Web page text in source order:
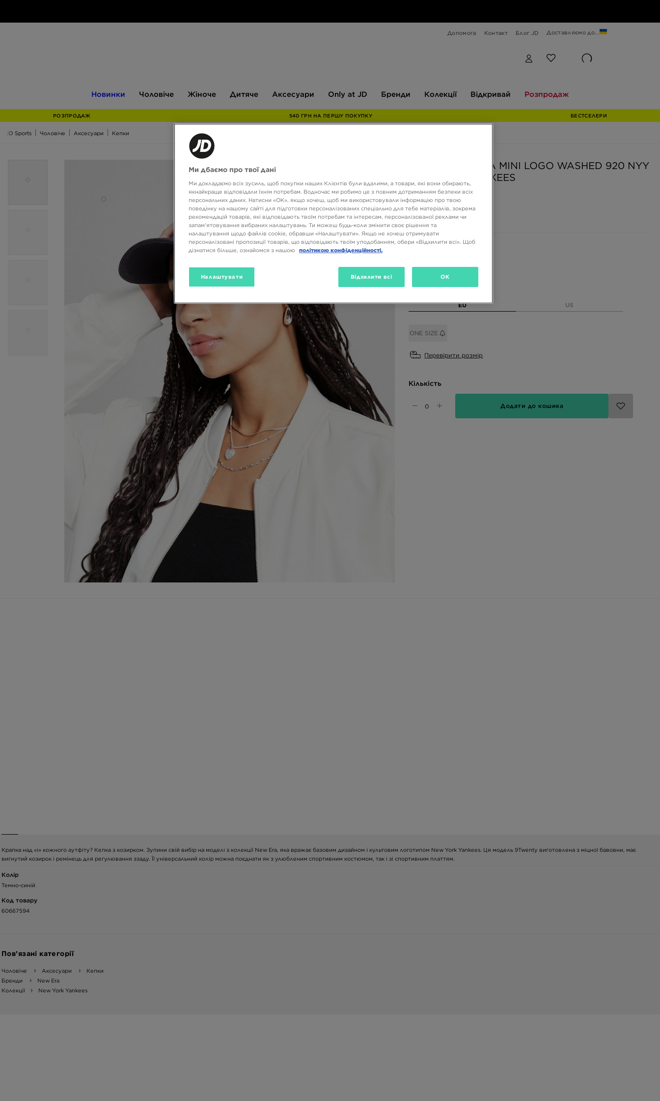
Допомога Контакт Блог JD Доставляємо до...
Новинки Чоловіче Жіноче Дитяче Аксесуари
JD
Only at JD Бренди Колекції Відкривай Розпродаж
РОЗПРОДАЖ 540 ГРН НА ПЕРШУ ПОКУПКУ БЕСТСЕЛЕРИ
JD Sports Чоловіче Аксесуари Кепки
NEW ERA КЕПКА MINI LOGO WASHED 920 NYY
NEW YORK YANKEES
699 ГРН
EU US
ONE SIZE
Перевірити розмір
Кількість
Додати до кошика
Крапка над «і» кожного аутфіту? Кепка з козирком. Зупини свій вибір на моделі з колекції New Era, яка вражає базовим дизайном і культовим логотипом New York Yankees. Ця модель 9Twenty виготовлена з міцної бавовни, має
вигнутий козирок і ремінець для регулювання ззаду. Її універсальний колір можна поєднати як з улюбленим спортивним костюмом, так і зі спортивним платтям.
Колір
Темно-синій
Код товару
60667594
Пов’язані категорії
Чоловіче Аксесуари
Кепки
Бренди
New Era
Колекції
New York Yankees
Ми дбаємо про твої дані
Ми докладаємо всіх зусиль, щоб покупки наших Клієнтів були вдалими, а товари, які вони обирають,
якнайкраще відповідали їхнім потребам. Водночас ми робимо це з повним дотриманням безпеки всіх
персональних даних. Натисни «OK», якщо хочеш, щоб ми використовували інформацію про твою
поведінку на нашому сайті для підготовки персоналізованих спеціально для тебе матеріалів, зокрема
рекомендацій товарів, які відповідають твоїм потребам та інтересам, персоналізованої реклами чи
запам’ятовування вибраних налаштувань. Ти можеш будь-коли змінити своє рішення та
налаштування щодо файлів cookie, обравши «Налаштувати». Якщо не хочеш отримувати
персоналізовані пропозиції товарів, що відповідають твоїм уподобанням, обери «Відхилити всі». Щоб
дізнатися більше, ознайомся з нашою
політикою конфіденційності.
Налаштувати Відхилити всі OK